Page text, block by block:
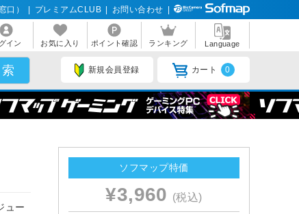
口） プレミアムCLUB お問い合わせ
イン お気に入り ポイント確認 ランキング Language
新規会員登録 カート 0
ュー
ソフマップ特価
¥3,960 (税込)